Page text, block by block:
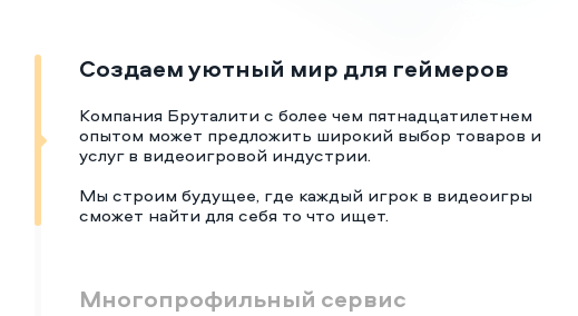
Создаем уютный мир для геймеров
Компания Бруталити с более чем пятнадцатилетнем
опытом может предложить широкий выбор товаров и
услуг в видеоигровой индустрии.
Мы строим будущее, где каждый игрок в видеоигры
сможет найти для себя то что ищет.
Многопрофильный сервис